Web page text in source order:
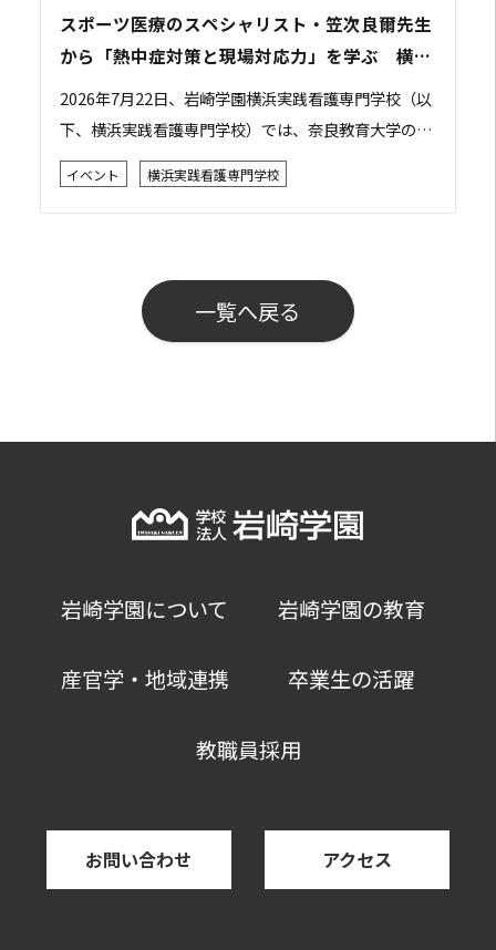
スポーツ医療のスペシャリスト・笠次良爾先生
から「熱中症対策と現場対応力」を学ぶ 横浜
実践看護専門学校で特別講義を開催
2026年7月22日、岩崎学園横浜実践看護専門学校（以
下、横浜実践看護専門学校）では、奈良教育大学の笠
次良爾先生をお招きし、「災害現場やスポーツ現場で
の判断力・対応力を学ぶ ～熱中症～」をテー...
イベント 横浜実践看護専門学校
一覧へ戻る
岩崎学園について 岩崎学園の教育
産官学・地域連携 卒業生の活躍
教職員採用
お問い合わせ アクセス